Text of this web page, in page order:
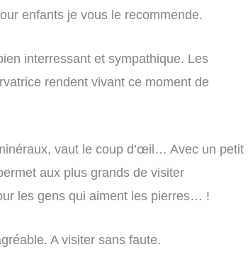
enfants je vous le recommende.
interressant et sympathique. Les
rendent vivant ce moment de
vaut le coup d’œil… Avec un petit
aux plus grands de visiter
les gens qui aiment les pierres… !
A visiter sans faute.